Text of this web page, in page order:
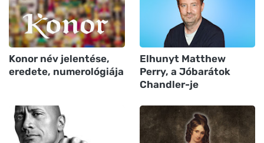
Konor név jelentése,
eredete, numerológiája
Elhunyt Matthew
Perry, a Jóbarátok
Chandler-je